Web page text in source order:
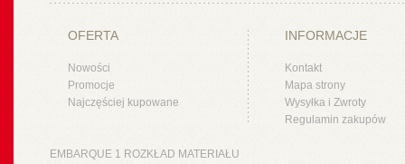
OFERTA
Nowości
Promocje
Najczęściej kupowane
INFORMACJE
Kontakt
Mapa strony
Wysyłka i Zwroty
Regulamin zakupów
EMBARQUE 1 ROZKŁAD MATERIAŁU